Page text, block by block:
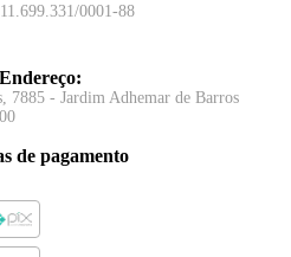
11.699.331/0001-88
Endereço:
7885 - Jardim Adhemar de Barros
de pagamento